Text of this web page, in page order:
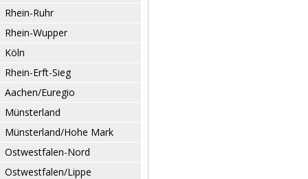
Rhein-Ruhr
Rhein-Wupper
Köln
Rhein-Erft-Sieg
Aachen/Euregio
Münsterland
Münsterland/Hohe Mark
Ostwestfalen-Nord
Ostwestfalen/Lippe